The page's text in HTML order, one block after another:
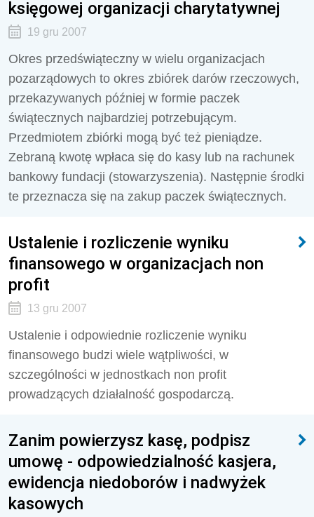
księgowej organizacji charytatywnej
19 gru 2007
Okres przedświąteczny w wielu organizacjach
pozarządowych to okres zbiórek darów rzeczowych,
przekazywanych później w formie paczek
świątecznych najbardziej potrzebującym.
Przedmiotem zbiórki mogą być też pieniądze.
Zebraną kwotę wpłaca się do kasy lub na rachunek
bankowy fundacji (stowarzyszenia). Następnie środki
te przeznacza się na zakup paczek świątecznych.
Ustalenie i rozliczenie wyniku
finansowego w organizacjach non
profit
13 gru 2007
Ustalenie i odpowiednie rozliczenie wyniku
finansowego budzi wiele wątpliwości, w
szczególności w jednostkach non profit
prowadzących działalność gospodarczą.
Zanim powierzysz kasę, podpisz
umowę - odpowiedzialność kasjera,
ewidencja niedoborów i nadwyżek
kasowych